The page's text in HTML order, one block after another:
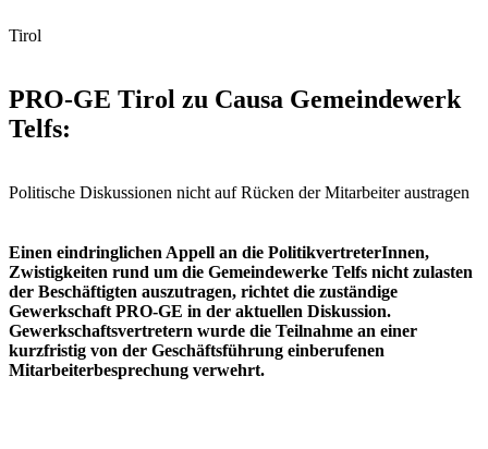
Tirol
PRO-GE Tirol zu Causa Gemeindewerk
Telfs:
Politische Diskussionen nicht auf Rücken der Mitarbeiter austragen
Einen eindringlichen Appell an die PolitikvertreterInnen,
Zwistigkeiten rund um die Gemeindewerke Telfs nicht zulasten
der Beschäftigten auszutragen, richtet die zuständige
Gewerkschaft PRO-GE in der aktuellen Diskussion.
Gewerkschaftsvertretern wurde die Teilnahme an einer
kurzfristig von der Geschäftsführung einberufenen
Mitarbeiterbesprechung verwehrt.